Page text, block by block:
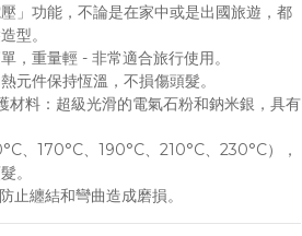
」功能，不論是在家中或是出國旅遊，都
型。
，重量輕 - 非常適合旅行使用。
元件保持恆溫，不損傷頭髮。
材料：超級光滑的電氣石粉和鈉米銀，具有
、170°C、190°C、210°C、230°C），
。
止纏結和彎曲造成磨損。